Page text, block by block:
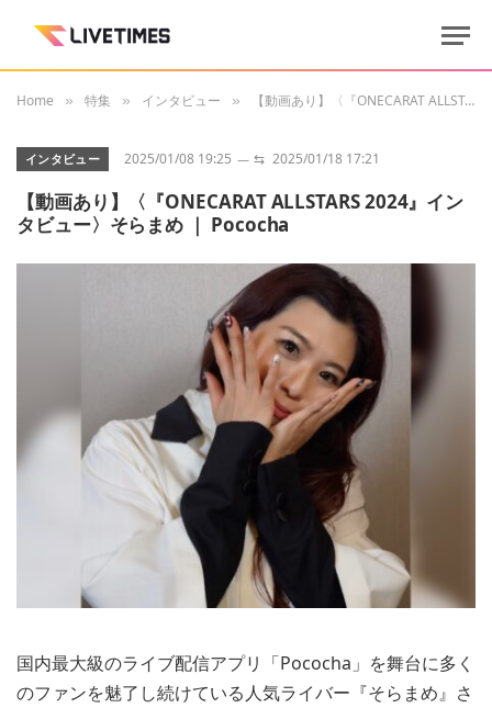
Home » 特集 » インタビュー » 【動画あり】〈『ONECARAT ALLSTARS 2024』インタビュー〉そらまめ ｜ Pococha
インタビュー 2025/01/08 19:25 ⇆ 2025/01/18 17:21
【動画あり】〈『ONECARAT ALLSTARS 2024』イン
タビュー〉そらまめ ｜ Pococha
国内最大級のライブ配信アプリ「Pococha」を舞台に多く
のファンを魅了し続けている人気ライバー『そらまめ』さ